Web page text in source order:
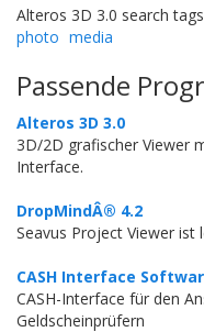
Alteros 3D 3.0 search tags
photo media
Passende
Alteros 3D 3.0
3D/2D grafischer Viewer
Interface.
DropMindÂ® 4.2
Seavus Project Viewer
CASH Interface
CASH-Interface für den
Geldscheinprüfern